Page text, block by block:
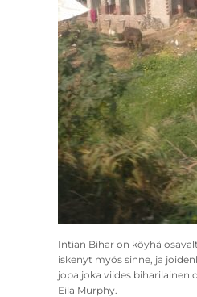
Intian Bihar on köyhä
iskenyt myös sinne, ja
jopa joka viides biharilainen
Eila Murphy.